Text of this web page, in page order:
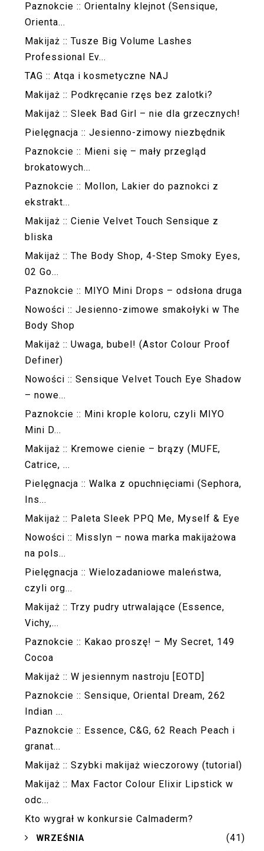
Paznokcie :: Orientalny klejnot (Sensique,
Orienta...
Makijaż :: Tusze Big Volume Lashes
Professional Ev...
TAG :: Atqa i kosmetyczne NAJ
Makijaż :: Podkręcanie rzęs bez zalotki?
Makijaż :: Sleek Bad Girl – nie dla grzecznych!
Pielęgnacja :: Jesienno-zimowy niezbędnik
Paznokcie :: Mieni się – mały przegląd
brokatowych...
Paznokcie :: Mollon, Lakier do paznokci z
ekstrakt...
Makijaż :: Cienie Velvet Touch Sensique z
bliska
Makijaż :: The Body Shop, 4-Step Smoky Eyes,
02 Go...
Paznokcie :: MIYO Mini Drops – odsłona druga
Nowości :: Jesienno-zimowe smakołyki w The
Body Shop
Makijaż :: Uwaga, bubel! (Astor Colour Proof
Definer)
Nowości :: Sensique Velvet Touch Eye Shadow
– nowe...
Paznokcie :: Mini krople koloru, czyli MIYO
Mini D...
Makijaż :: Kremowe cienie – brązy (MUFE,
Catrice, ...
Pielęgnacja :: Walka z opuchnięciami (Sephora,
Ins...
Makijaż :: Paleta Sleek PPQ Me, Myself & Eye
Nowości :: Misslyn – nowa marka makijażowa
na pols...
Pielęgnacja :: Wielozadaniowe maleństwa,
czyli org...
Makijaż :: Trzy pudry utrwalające (Essence,
Vichy,...
Paznokcie :: Kakao proszę! – My Secret, 149
Cocoa
Makijaż :: W jesiennym nastroju [EOTD]
Paznokcie :: Sensique, Oriental Dream, 262
Indian ...
Paznokcie :: Essence, C&G, 62 Reach Peach i
granat...
Makijaż :: Szybki makijaż wieczorowy (tutorial)
Makijaż :: Max Factor Colour Elixir Lipstick w
odc...
Kto wygrał w konkursie Calmaderm?
►WRZEŚNIA (41)